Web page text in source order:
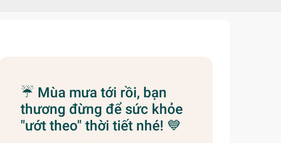
☔ Mùa mưa tới rồi, bạn
thương đừng để sức khỏe
"ướt theo" thời tiết nhé! 💙